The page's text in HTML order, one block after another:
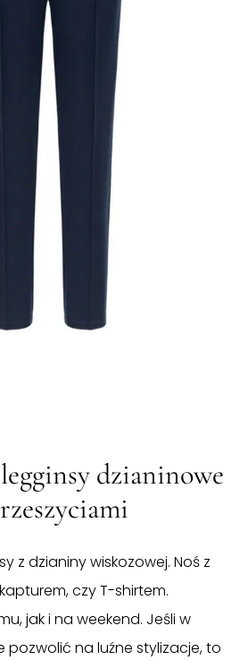
dzianinowe
z dzianiny wiskozowej. Noś z
czy T-shirtem.
jak i na weekend. Jeśli w
pozwolić na luźne stylizacje, to